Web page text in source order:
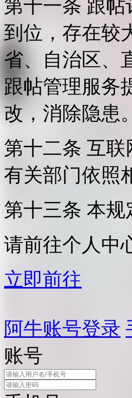
第十一条 跟
到位，存在较
省、自治区、
跟帖管理服务
改，消除隐患。
第十二条 互
有关部门依照
第十三条 本规
请前往个人中
立即前往
阿牛账号登录
账号